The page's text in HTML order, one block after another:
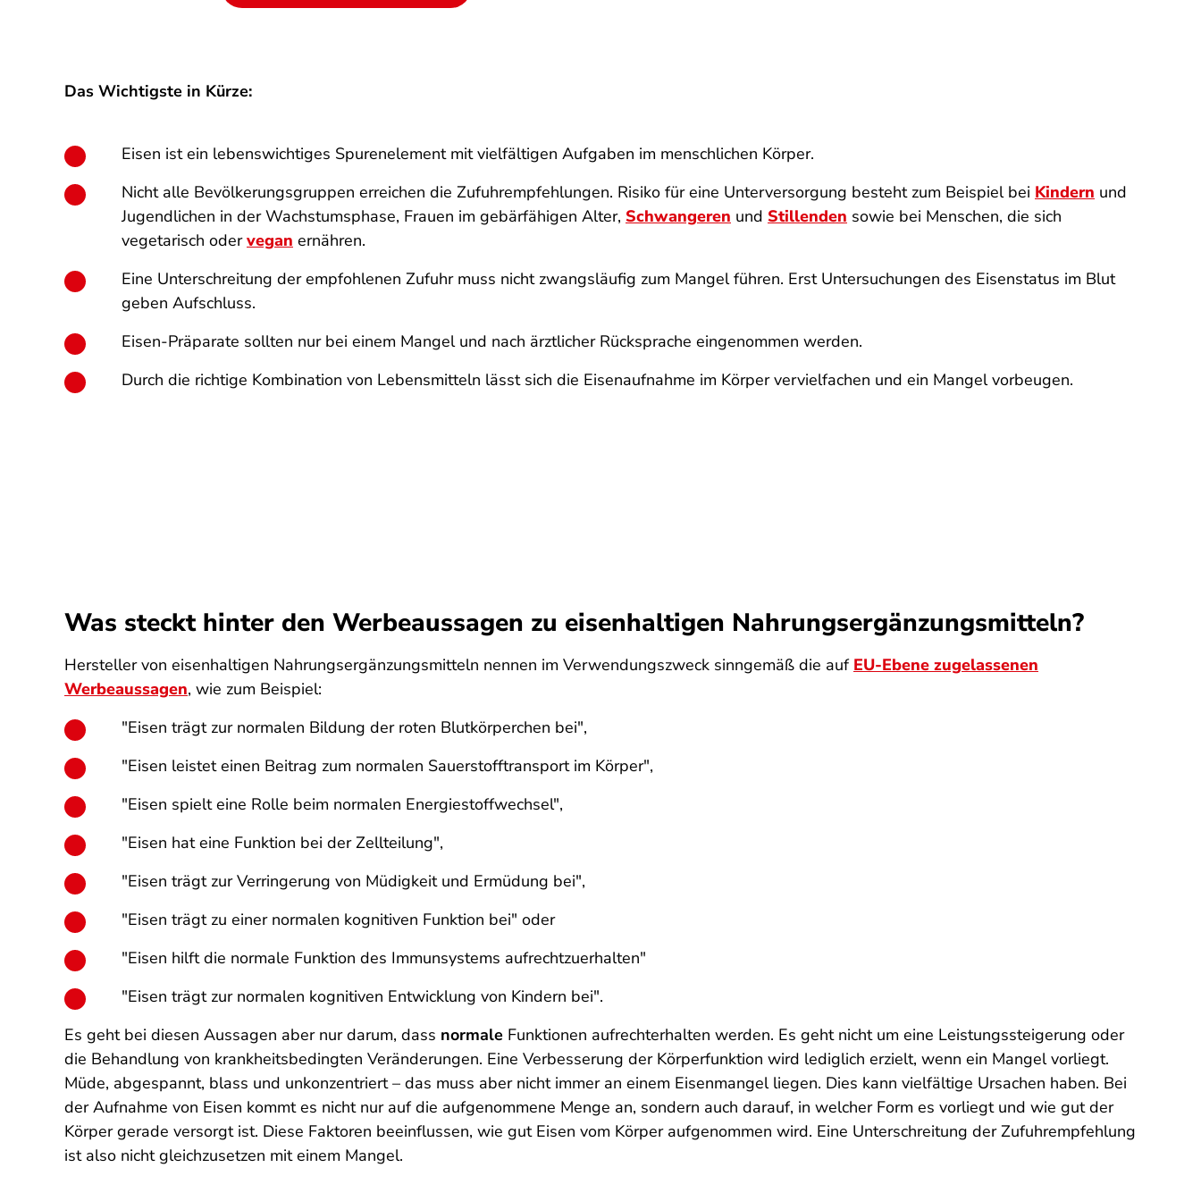
Das Wichtigste in Kürze:
Eisen ist ein lebenswichtiges Spurenelement mit vielfältigen Aufgaben im menschlichen Körper.
Nicht alle Bevölkerungsgruppen erreichen die Zufuhrempfehlungen. Risiko für eine Unterversorgung besteht zum Beispiel bei Kindern und
Jugendlichen in der Wachstumsphase, Frauen im gebärfähigen Alter, Schwangeren und Stillenden sowie bei Menschen, die sich
vegetarisch odervegan ernähren.
Eine Unterschreitung der empfohlenen Zufuhr muss nicht zwangsläufig zum Mangel führen. Erst Untersuchungen des Eisenstatus im Blut
geben Aufschluss.
Eisen-Präparate sollten nur bei einem Mangel und nach ärztlicher Rücksprache eingenommen werden.
Durch die richtige Kombination von Lebensmitteln lässt sich die Eisenaufnahme im Körper vervielfachen und ein Mangel vorbeugen.
Was steckt hinter den Werbeaussagen zu eisenhaltigen Nahrungs­ergänzungsmitteln?
Hersteller von eisenhaltigen Nahrungsergänzungsmitteln nennen im Verwendungszweck sinngemäß die auf EU-Ebene zugelassenen
Werbeaussagen, wie zum Beispiel:
"Eisen trägt zur normalen Bildung der roten Blutkörperchen bei",
"Eisen leistet einen Beitrag zum normalen Sauerstofftransport im Körper",
"Eisen spielt eine Rolle beim normalen Energiestoffwechsel",
"Eisen hat eine Funktion bei der Zellteilung",
"Eisen trägt zur Verringerung von Müdigkeit und Ermüdung bei",
"Eisen trägt zu einer normalen kognitiven Funktion bei" oder
"Eisen hilft die normale Funktion des Immunsystems aufrechtzuerhalten"
"Eisen trägt zur normalen kognitiven Entwicklung von Kindern bei".
Es geht bei diesen Aussagen aber nur darum, dass normale Funktionen aufrechterhalten werden. Es geht nicht um eine Leistungssteigerung oder
die Behandlung von krankheitsbedingten Veränderungen. Eine Verbesserung der Körperfunktion wird lediglich erzielt, wenn ein Mangel vorliegt.
Müde, abgespannt, blass und unkonzentriert – das muss aber nicht immer an einem Eisenmangel liegen. Dies kann vielfältige Ursachen haben. Bei
der Aufnahme von Eisen kommt es nicht nur auf die aufgenommene Menge an, sondern auch darauf, in welcher Form es vorliegt und wie gut der
Körper gerade versorgt ist. Diese Faktoren beeinflussen, wie gut Eisen vom Körper aufgenommen wird. Eine Unterschreitung der Zufuhrempfehlung
ist also nicht gleichzusetzen mit einem Mangel.